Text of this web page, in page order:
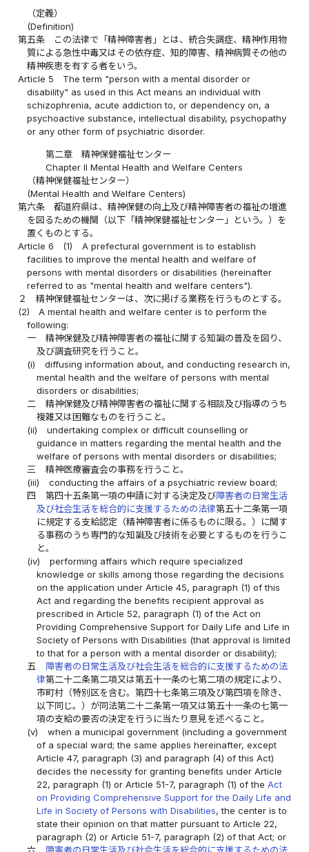
（定義）
(Definition)
第五条
この法律で「精神障害者」とは、統合失調症、精神作用物
質による急性中毒又はその依存症、知的障害、精神病質その他の
精神疾患を有する者をいう。
Article 5
The term "person with a mental disorder or
disability" as used in this Act means an individual with
schizophrenia, acute addiction to, or dependency on, a
psychoactive substance, intellectual disability, psychopathy
or any other form of psychiatric disorder.
第二章 精神保健福祉センター
Chapter II Mental Health and Welfare Centers
（精神保健福祉センター）
(Mental Health and Welfare Centers)
第六条
都道府県は、精神保健の向上及び精神障害者の福祉の増進
を図るための機関（以下「精神保健福祉センター」という。）を
置くものとする。
Article 6
(1)
A prefectural government is to establish
facilities to improve the mental health and welfare of
persons with mental disorders or disabilities (hereinafter
referred to as "mental health and welfare centers").
２
精神保健福祉センターは、次に掲げる業務を行うものとする。
(2)
A mental health and welfare center is to perform the
following:
一
精神保健及び精神障害者の福祉に関する知識の普及を図り、
及び調査研究を行うこと。
(i)
diffusing information about, and conducting research in,
mental health and the welfare of persons with mental
disorders or disabilities;
二
精神保健及び精神障害者の福祉に関する相談及び指導のうち
複雑又は困難なものを行うこと。
(ii)
undertaking complex or difficult counselling or
guidance in matters regarding the mental health and the
welfare of persons with mental disorders or disabilities;
三
精神医療審査会の事務を行うこと。
(iii)
conducting the affairs of a psychiatric review board;
四
第四十五条第一項の申請に対する決定及び障害者の日常生活
及び社会生活を総合的に支援するための法律第五十二条第一項
に規定する支給認定（精神障害者に係るものに限る。）に関す
る事務のうち専門的な知識及び技術を必要とするものを行うこ
と。
(iv)
performing affairs which require specialized
knowledge or skills among those regarding the decisions
on the application under Article 45, paragraph (1) of this
Act and regarding the benefits recipient approval as
prescribed in Article 52, paragraph (1) of the Act on
Providing Comprehensive Support for Daily Life and Life in
Society of Persons with Disabilities (that approval is limited
to that for a person with a mental disorder or disability);
五
障害者の日常生活及び社会生活を総合的に支援するための法
律第二十二条第二項又は第五十一条の七第二項の規定により、
市町村（特別区を含む。第四十七条第三項及び第四項を除き、
以下同じ。）が同法第二十二条第一項又は第五十一条の七第一
項の支給の要否の決定を行うに当たり意見を述べること。
(v)
when a municipal government (including a government
of a special ward; the same applies hereinafter, except
Article 47, paragraph (3) and paragraph (4) of this Act)
decides the necessity for granting benefits under Article
22, paragraph (1) or Article 51-7, paragraph (1) of the Act
on Providing Comprehensive Support for the Daily Life and
Life in Society of Persons with Disabilities, the center is to
state their opinion on that matter pursuant to Article 22,
paragraph (2) or Article 51-7, paragraph (2) of that Act; or
六
障害者の日常生活及び社会生活を総合的に支援するための法